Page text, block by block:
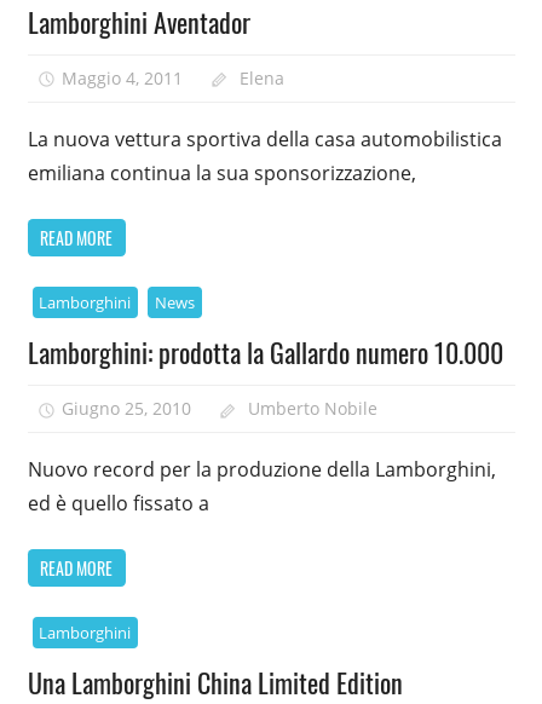
Lamborghini Aventador
Maggio 4, 2011 Elena
La nuova vettura sportiva della casa automobilistica
emiliana continua la sua sponsorizzazione,
READ MORE
Lamborghini News
Lamborghini: prodotta la Gallardo numero 10.000
Giugno 25, 2010 Umberto Nobile
Nuovo record per la produzione della Lamborghini,
ed è quello fissato a
READ MORE
Lamborghini
Una Lamborghini China Limited Edition